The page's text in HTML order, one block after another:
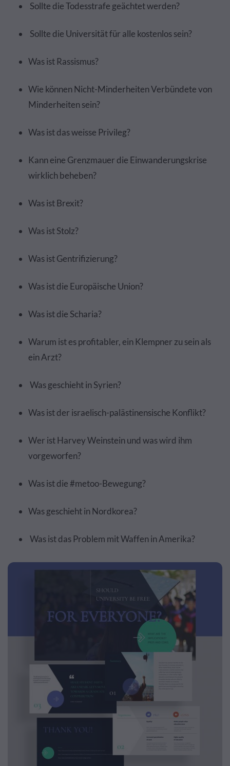
Sollte die Todesstrafe geächtet werden?
Sollte die Universität für alle kostenlos sein?
Was ist Rassismus?
Wie können Nicht-Minderheiten Verbündete von
Minderheiten sein?
Was ist das weisse Privileg?
Kann eine Grenzmauer die Einwanderungskrise
wirklich beheben?
Was ist Brexit?
Was ist Stolz?
Was ist Gentrifizierung?
Was ist die Europäische Union?
Was ist die Scharia?
Warum ist es profitabler, ein Klempner zu sein als
ein Arzt?
Was geschieht in Syrien?
Was ist der israelisch-palästinensische Konflikt?
Wer ist Harvey Weinstein und was wird ihm
vorgeworfen?
Was ist die #metoo-Bewegung?
Was geschieht in Nordkorea?
Was ist das Problem mit Waffen in Amerika?